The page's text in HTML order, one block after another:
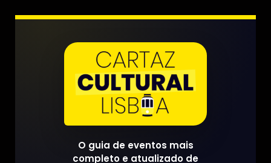
O guia de eventos mais
completo e atualizado de